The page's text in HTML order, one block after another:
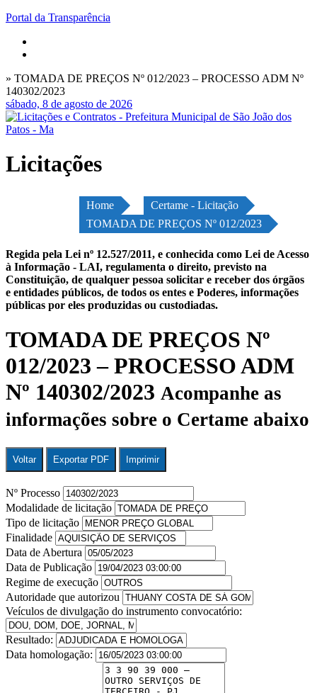
Portal da Transparência
» TOMADA DE PREÇOS Nº 012/2023 – PROCESSO ADM Nº
140302/2023
sábado, 8 de agosto de 2026
Licitações
Home
Certame - Licitação
TOMADA DE PREÇOS Nº 012/2023
Regida pela Lei nº 12.527/2011, e conhecida como Lei de Acesso
à Informação - LAI, regulamenta o direito, previsto na
Constituição, de qualquer pessoa solicitar e receber dos órgãos
e entidades públicos, de todos os entes e Poderes, informações
públicas por eles produzidas ou custodiadas.
TOMADA DE PREÇOS Nº
012/2023 – PROCESSO ADM
Nº 140302/2023 Acompanhe as
informações sobre o Certame abaixo
Voltar Exportar PDF Imprimir
Nº Processo
Modalidade de licitação
Tipo de licitação
Finalidade
Data de Abertura
Data de Publicação
Regime de execução
Autoridade que autorizou
Veículos de divulgação do instrumento convocatório:
Resultado:
Data homologação: